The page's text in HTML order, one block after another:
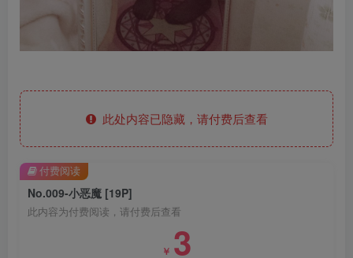
此处内容已隐藏，请付费后查看
No.009-小恶魔 [19P]
此内容为付费阅读，请付费后查看
￥ 3
付费阅读